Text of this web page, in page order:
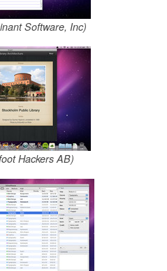
Software, Inc)
Hackers AB)